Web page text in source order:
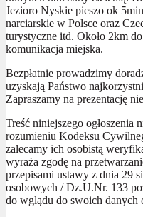
Jezioro Nyskie pieszo ok
narciarskie w Polsce oraz
turystyczne itd. Około 2km
komunikacja miejska.
Bezpłatnie prowadzimy
uzyskają Państwo
Zapraszamy na prezentację
Treść niniejszego
rozumieniu Kodeksu
zalecamy ich osobistą
wyraża zgodę na
przepisami ustawy z dnia 29
osobowych / Dz.U.Nr. 133
do wglądu do swoich